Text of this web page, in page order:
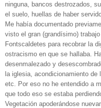
ninguna, bancos destrozados,
el suelo, huellas de haber
Me había documentado
visto el gran (grandísimo)
Fontscaldetes para recobrar la
ostracismo en que se hallaba.
desenmalezado y
la iglesia, acondicionamiento de
etc. Por eso no he entendido a
que todo eso se estaba
Vegetación apoderándose